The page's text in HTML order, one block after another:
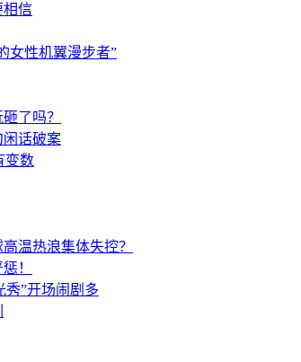
相信
女性机翼漫步者”
了吗？
闲话破案
变数
温热浪集体失控？
！
秀”开场闹剧多